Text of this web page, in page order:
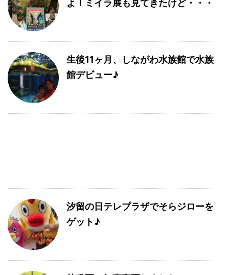
よ！ミイラ展も見てきたけど・・・
生後11ヶ月、しながわ水族館で水族
館デビュー♪
汐留の日テレプラザでそらジローを
ゲット♪